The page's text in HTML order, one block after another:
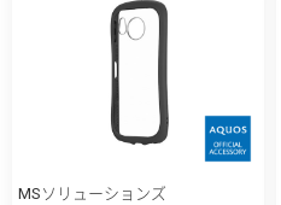
MSソリューションズ